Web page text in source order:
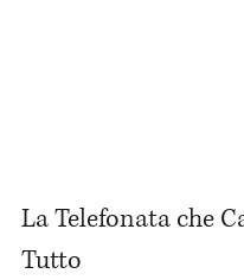
La Telefonata che
Tutto